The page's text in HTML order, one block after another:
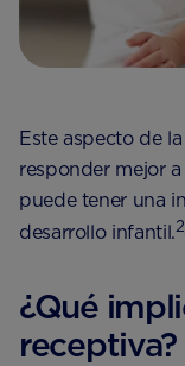
Este aspecto de
responder mejor
puede tener una
desarrollo infantil.
¿Qué
receptiva?